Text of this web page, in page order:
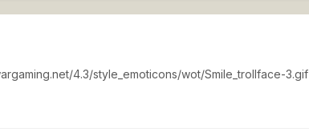
4.3/style_emoticons/wot/Smile_trollface-3.gif